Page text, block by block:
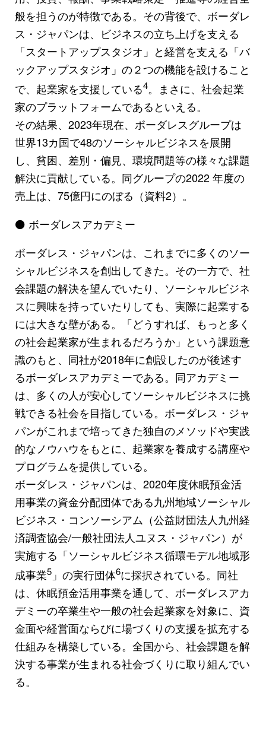
般を担うのが特徴である。その背後で、ボーダレ
ス・ジャパンは、ビジネスの立ち上げを支える
「スタートアップスタジオ」と経営を支える「バ
ックアップスタジオ」の２つの機能を設けること
で、起業家を支援している4。まさに、社会起業
家のプラットフォームであるといえる。
その結果、2023年現在、ボーダレスグループは
世界13カ国で48のソーシャルビジネスを展開
し、貧困、差別・偏見、環境問題等の様々な課題
解決に貢献している。同グループの2022 年度の
売上は、75億円にのぼる（資料2）。
⚫ ボーダレスアカデミー
ボーダレス・ジャパンは、これまでに多くのソー
シャルビジネスを創出してきた。その一方で、社
会課題の解決を望んでいたり、ソーシャルビジネ
スに興味を持っていたりしても、実際に起業する
には大きな壁がある。「どうすれば、もっと多く
の社会起業家が生まれるだろうか」という課題意
識のもと、同社が2018年に創設したのが後述す
るボーダレスアカデミーである。同アカデミー
は、多くの人が安心してソーシャルビジネスに挑
戦できる社会を目指している。ボーダレス・ジャ
パンがこれまで培ってきた独自のメソッドや実践
的なノウハウをもとに、起業家を養成する講座や
プログラムを提供している。
ボーダレス・ジャパンは、2020年度休眠預金活
用事業の資金分配団体である九州地域ソーシャル
ビジネス・コンソーシアム（公益財団法人九州経
済調査協会/一般社団法人ユヌス・ジャパン）が
実施する「ソーシャルビジネス循環モデル地域形
成事業5 」の実行団体6に採択されている。同社
は、休眠預金活用事業を通して、ボーダレスアカ
デミーの卒業生や一般の社会起業家を対象に、資
金面や経営面ならびに場づくりの支援を拡充する
仕組みを構築している。全国から、社会課題を解
決する事業が生まれる社会づくりに取り組んでい
る。